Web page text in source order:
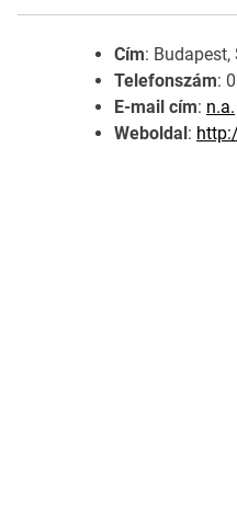
Cím:
Telefonszám:
E-mail cím: n.a.
Weboldal :